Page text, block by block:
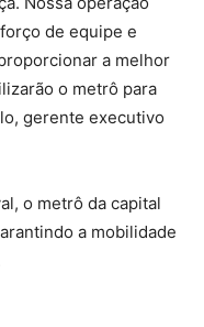
de equipe e
a melhor
o metrô para
gerente executivo
o metrô da capital
a mobilidade